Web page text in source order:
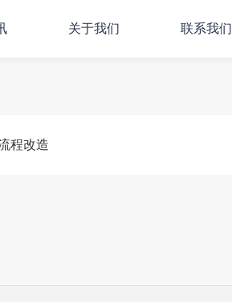
关于我们 联系我们
程改造